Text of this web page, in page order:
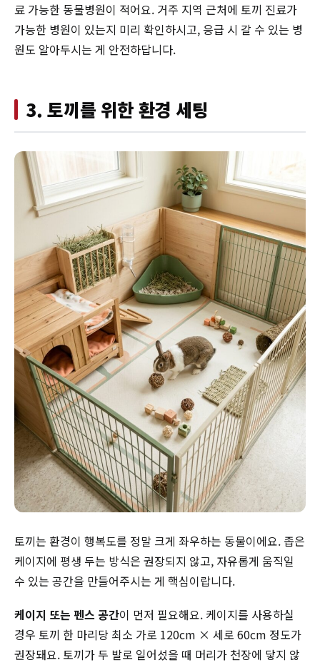
료 가능한 동물병원이 적어요. 거주 지역 근처에 토끼 진료가
가능한 병원이 있는지 미리 확인하시고, 응급 시 갈 수 있는 병
원도 알아두시는 게 안전하답니다.
3. 토끼를 위한 환경 세팅
토끼는 환경이 행복도를 정말 크게 좌우하는 동물이에요. 좁은
케이지에 평생 두는 방식은 권장되지 않고, 자유롭게 움직일
수 있는 공간을 만들어주시는 게 핵심이랍니다.
케이지 또는 펜스 공간이 먼저 필요해요. 케이지를 사용하실
경우 토끼 한 마리당 최소 가로 120cm × 세로 60cm 정도가
권장돼요. 토끼가 두 발로 일어섰을 때 머리가 천장에 닿지 않